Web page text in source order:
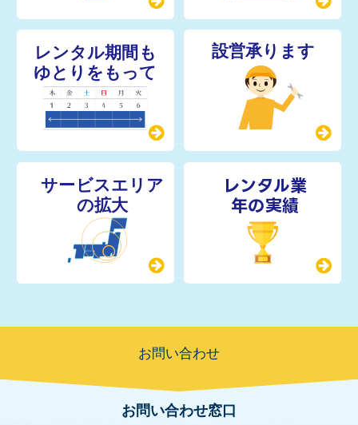
レンタル業
年の実績
お問い合わせ
お問い合わせ窓口